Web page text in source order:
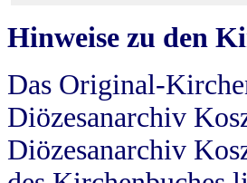
Hinweise zu den
Das Original-
Diözesanarchiv
Diözesanarchiv